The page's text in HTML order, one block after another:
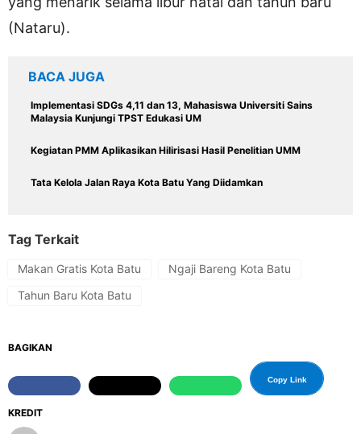
(Nataru).
BACA JUGA
Implementasi SDGs 4,11 dan 13, Mahasiswa Universiti Sains
Malaysia Kunjungi TPST Edukasi UM
Kegiatan PMM Aplikasikan Hilirisasi Hasil Penelitian UMM
Tata Kelola Jalan Raya Kota Batu Yang Diidamkan
Tag Terkait
Makan Gratis Kota Batu
Ngaji Bareng Kota Batu
Tahun Baru Kota Batu
KREDIT
BAGIKAN
Copy Link